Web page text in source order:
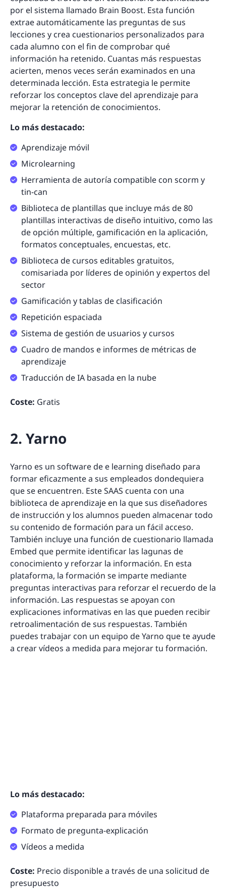
por el sistema llamado Brain Boost. Esta función
extrae automáticamente las preguntas de sus
lecciones y crea cuestionarios personalizados para
cada alumno con el fin de comprobar qué
información ha retenido. Cuantas más respuestas
acierten, menos veces serán examinados en una
determinada lección. Esta estrategia le permite
reforzar los conceptos clave del aprendizaje para
mejorar la retención de conocimientos.
Lo más destacado:
Aprendizaje móvil
Microlearning
Herramienta de autoría compatible con scorm y
tin-can
Biblioteca de plantillas que incluye más de 80
plantillas interactivas de diseño intuitivo, como las
de opción múltiple, gamificación en la aplicación,
formatos conceptuales, encuestas, etc.
Biblioteca de cursos editables gratuitos,
comisariada por líderes de opinión y expertos del
sector
Gamificación y tablas de clasificación
Repetición espaciada
Sistema de gestión de usuarios y cursos
Cuadro de mandos e informes de métricas de
aprendizaje
Traducción de IA basada en la nube
Coste: Gratis
2. Yarno
Yarno es un software de e learning diseñado para
formar eficazmente a sus empleados dondequiera
que se encuentren. Este SAAS cuenta con una
biblioteca de aprendizaje en la que sus diseñadores
de instrucción y los alumnos pueden almacenar todo
su contenido de formación para un fácil acceso.
También incluye una función de cuestionario llamada
Embed que permite identificar las lagunas de
conocimiento y reforzar la información. En esta
plataforma, la formación se imparte mediante
preguntas interactivas para reforzar el recuerdo de la
información. Las respuestas se apoyan con
explicaciones informativas en las que pueden recibir
retroalimentación de sus respuestas. También
puedes trabajar con un equipo de Yarno que te ayude
a crear vídeos a medida para mejorar tu formación.
Lo más destacado:
Plataforma preparada para móviles
Formato de pregunta-explicación
Vídeos a medida
Coste: Precio disponible a través de una solicitud de
presupuesto